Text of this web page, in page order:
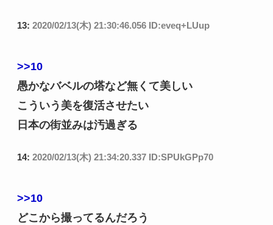
13: 2020/02/13(木) 21:30:46.056 ID:eveq+LUup
>>10
愚かなバベルの塔など無くて美しい
こういう美を復活させたい
日本の街並みは汚過ぎる
14: 2020/02/13(木) 21:34:20.337 ID:SPUkGPp70
>>10
どこから撮ってるんだろう